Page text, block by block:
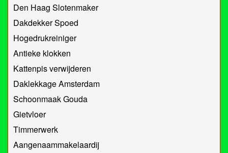
Den Haag Slotenmaker
Dakdekker Spoed
Hogedrukreiniger
Antieke klokken
Kattenpis verwijderen
Daklekkage Amsterdam
Schoonmaak Gouda
Gietvloer
Timmerwerk
Aangenaammakelaardij